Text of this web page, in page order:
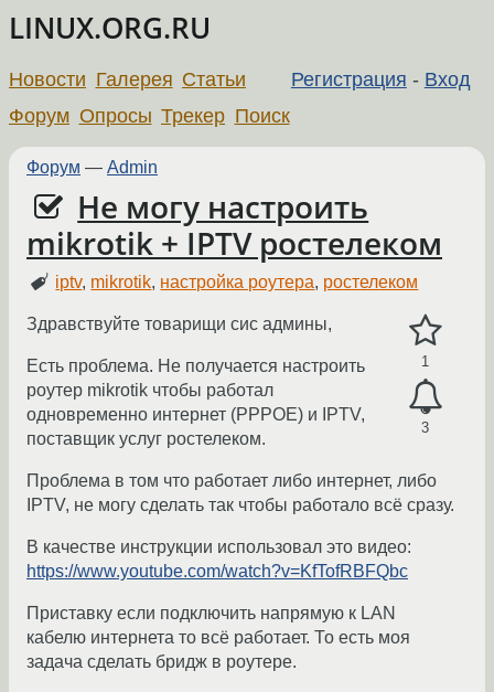
LINUX.ORG.RU
Регистрация - Вход
Новости Галерея Статьи
Форум Опросы Трекер Поиск
Форум — Admin
Не могу настроить
mikrotik + IPTV ростелеком
iptv, mikrotik, настройка роутера, ростелеком
1
3
Здравствуйте товарищи сис админы,
Есть проблема. Не получается настроить
роутер mikrotik чтобы работал
одновременно интернет (PPPOE) и IPTV,
поставщик услуг ростелеком.
Проблема в том что работает либо интернет, либо
IPTV, не могу сделать так чтобы работало всё сразу.
В качестве инструкции использовал это видео:
https://www.youtube.com/watch?v=KfTofRBFQbc
Приставку если подключить напрямую к LAN
кабелю интернета то всё работает. То есть моя
задача сделать бридж в роутере.